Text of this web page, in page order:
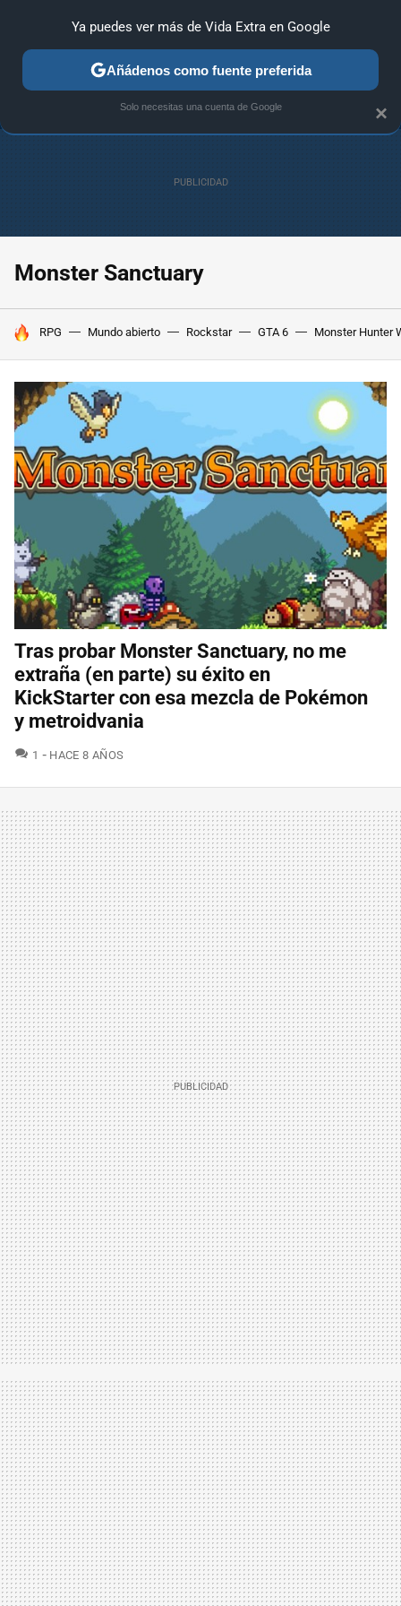
ANÁLISIS GUÍAS Y TRUCOS PC SONY NINTENDO
Monster Sanctuary
HOY SE HABLA DE
RPG Mundo abierto Rockstar GTA 6 Monster Hunter
Tras probar Monster Sanctuary, no me
extraña (en parte) su éxito en
KickStarter con esa mezcla de Pokémon
y metroidvania
1 COMENTARIOS
HACE 8 AÑOS
×
Ya puedes ver más de Vida Extra en Google
Añádenos como fuente preferida
Solo necesitas una cuenta de Google